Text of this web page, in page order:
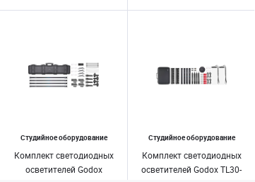
Студийное оборудование
Комплект светодиодных
осветителей Godox
Студийное оборудование
Комплект светодиодных
осветителей Godox TL30-